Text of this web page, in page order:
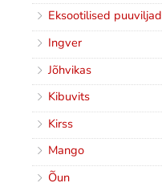
Eksootilised puuviljad
Ingver
Jõhvikas
Kibuvits
Kirss
Mango
Õun